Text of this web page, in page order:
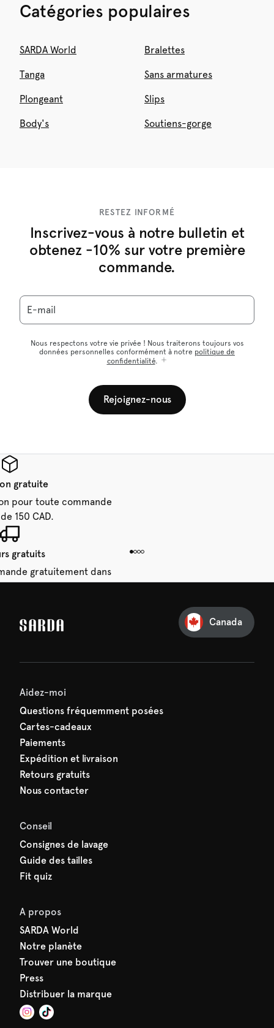
Catégories populaires
SARDA World Bralettes
Tanga Sans armatures
Plongeant Slips
Body's Soutiens-gorge
RESTEZ INFORMÉ
Inscrivez-vous à notre bulletin et
obtenez -10% sur votre première
commande.
E-mail
Nous respectons votre vie privée ! Nous traiterons toujours vos
données personnelles conformément à notre politique de
confidentialité.
Rejoignez-nous
gratuite
pour toute commande
150 CAD.
gratuits
gratuitement dans
jours.
commande
Canada
Aidez-moi
Questions fréquemment posées
Cartes-cadeaux
Paiements
Expédition et livraison
Retours gratuits
Nous contacter
Conseil
Consignes de lavage
Guide des tailles
Fit quiz
A propos
SARDA World
Notre planète
Trouver une boutique
Press
Distribuer la marque